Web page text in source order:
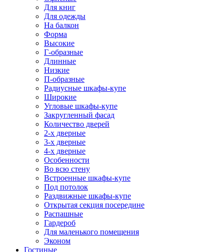
Для книг
Для одежды
На балкон
Форма
Высокие
Г-образные
Длинные
Низкие
П-образные
Радиусные шкафы-купе
Широкие
Угловые шкафы-купе
Закругленный фасад
Количество дверей
2-х дверные
3-х дверные
4-х дверные
Особенности
Во всю стену
Встроенные шкафы-купе
Под потолок
Раздвижные шкафы-купе
Открытая секция посередине
Распашные
Гардероб
Для маленького помещения
Эконом
Гостиные